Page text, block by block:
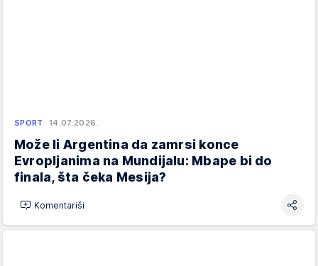
SPORT 14.07.2026.
Može li Argentina da zamrsi konce
Evropljanima na Mundijalu: Mbape bi do
finala, šta čeka Mesija?
Komentariši